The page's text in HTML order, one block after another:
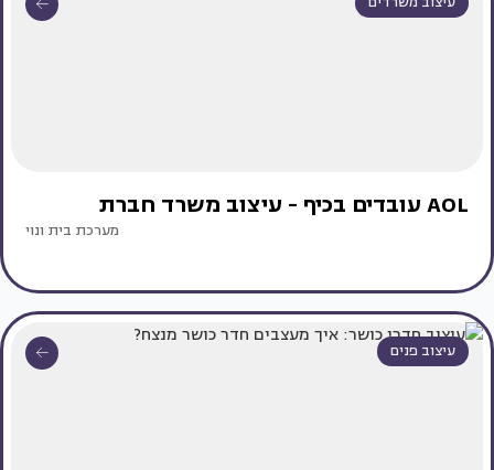
AOL עובדים בכיף - עיצוב משרד חברת
מערכת בית ונוי
עיצוב פנים